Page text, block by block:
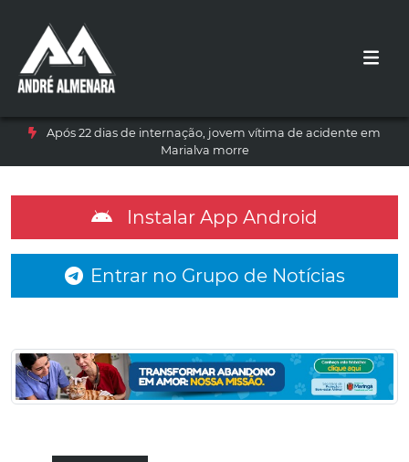
Após 22 dias de internação, jovem vítima de acidente em
Marialva morre
Instalar App Android
Entrar no Grupo de Notícias